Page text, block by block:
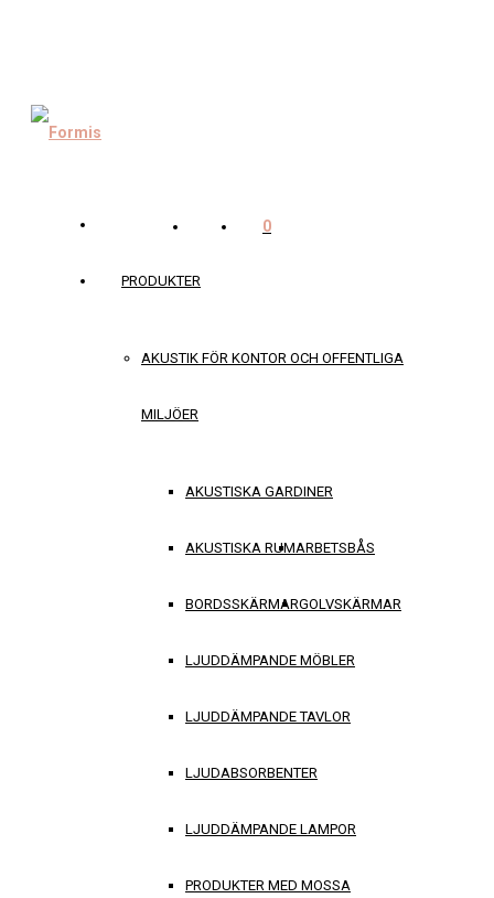
PRODUKTER
AKUSTIK FÖR KONTOR OCH OFFENTLIGA
MILJÖER
AKUSTISKA GARDINER
AKUSTISKA RUMARBETSBÅS
BORDSSKÄRMARGOLVSKÄRMAR
LJUDDÄMPANDE MÖBLER
LJUDDÄMPANDE TAVLOR
LJUDABSORBENTER
LJUDDÄMPANDE LAMPOR
PRODUKTER MED MOSSA
0